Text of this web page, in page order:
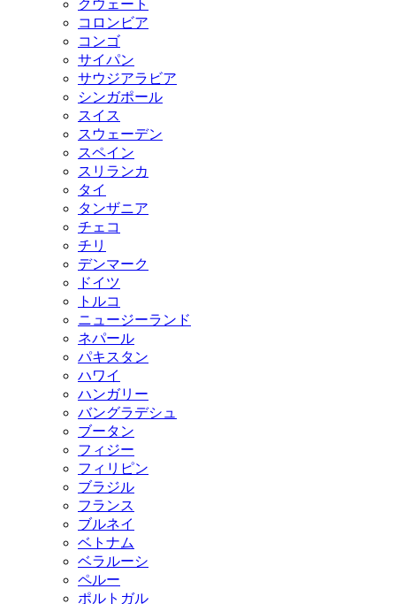
クウェート
コロンビア
コンゴ
サイパン
サウジアラビア
シンガポール
スイス
スウェーデン
スペイン
スリランカ
タイ
タンザニア
チェコ
チリ
デンマーク
ドイツ
トルコ
ニュージーランド
ネパール
パキスタン
ハワイ
ハンガリー
バングラデシュ
ブータン
フィジー
フィリピン
ブラジル
フランス
ブルネイ
ベトナム
ベラルーシ
ペルー
ポルトガル